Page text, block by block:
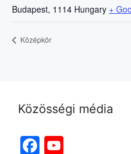
Budapest, 1114 Hungary +
Középkör
Közösségi média
Facebook